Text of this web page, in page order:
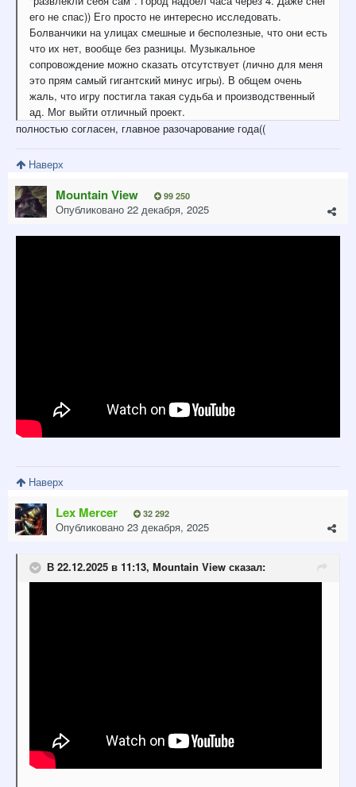
его не спас)) Его просто не интересно исследовать.
Болванчики на улицах смешные и бесполезные, что они есть
что их нет, вообще без разницы. Музыкальное
сопровождение можно сказать отсутствует (лично для меня
это прям самый гигантский минус игры). В общем очень
жаль, что игру постигла такая судьба и производственный
ад. Мог выйти отличный проект.
полностью согласен, главное разочарование года((
Наверх
Mountain View 99 250
Опубликовано 22 декабря, 2025
Наверх
Lex Mercer 32 292
Опубликовано 23 декабря, 2025
В 22.12.2025 в 11:13, Mountain View сказал: